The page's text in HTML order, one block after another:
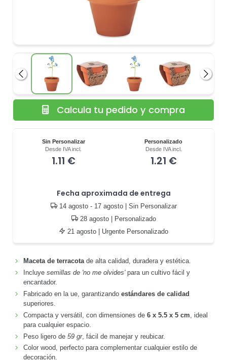
Anterior
Sin Personalizar
Desde IVA incl.
1.11 €
Personalizado
Desde IVA incl.
1.21 €
Fecha aproximada de entrega
14 agosto - 17 agosto| Sin Personalizar
28 agosto| Personalizado
21 agosto | Urgente Personalizado
Calcula tu pedido y compra
Maceta de terracotade alta calidad, duradera y estética.
Incluye semillas de 'no me olvides'para un cultivo fácil y
encantador.
Fabricado en la ue, garantizando estándares de calidad
superiores.
Compacta y versátil, con dimensiones de 6 x 5.5 x 5 cm , ideal
para cualquier espacio.
Peso ligero de 59 gr, fácil de manejar y reubicar.
Color wood, perfecto para complementar cualquier estilo de
decoración.